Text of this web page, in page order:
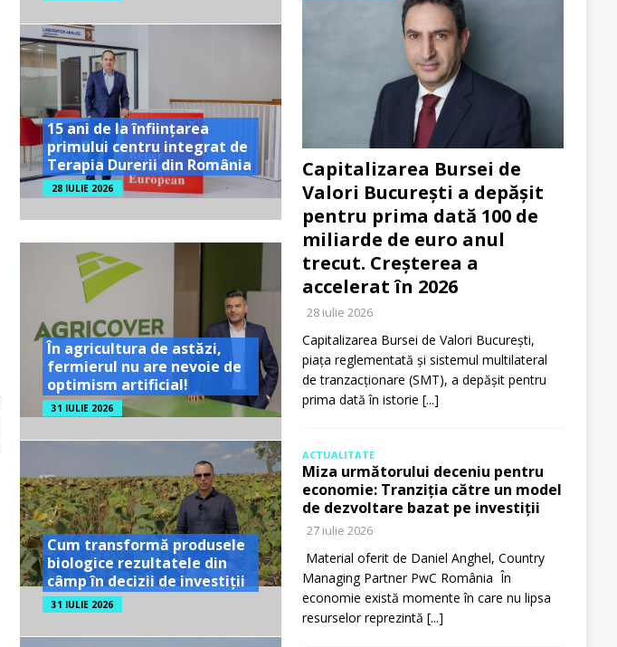
15 ani de la înființarea
primului centru integrat de
Terapia Durerii din România
28 IULIE 2026
În agricultura de astăzi,
fermierul nu are nevoie de
optimism artificial!
31 IULIE 2026
Cum transformă produsele
biologice rezultatele din
câmp în decizii de investiții
31 IULIE 2026
Capitalizarea Bursei de
Valori București a depășit
pentru prima dată 100 de
miliarde de euro anul
trecut. Creșterea a
accelerat în 2026
28 iulie 2026
Capitalizarea Bursei de Valori București,
piața reglementată și sistemul multilateral
de tranzacționare (SMT), a depășit pentru
prima dată în istorie [...]
ACTUALITATE
Miza următorului deceniu pentru
economie: Tranziția către un model
de dezvoltare bazat pe investiții
27 iulie 2026
Material oferit de Daniel Anghel, Country
Managing Partner PwC România În
economie există momente în care nu lipsa
resurselor reprezintă [...]